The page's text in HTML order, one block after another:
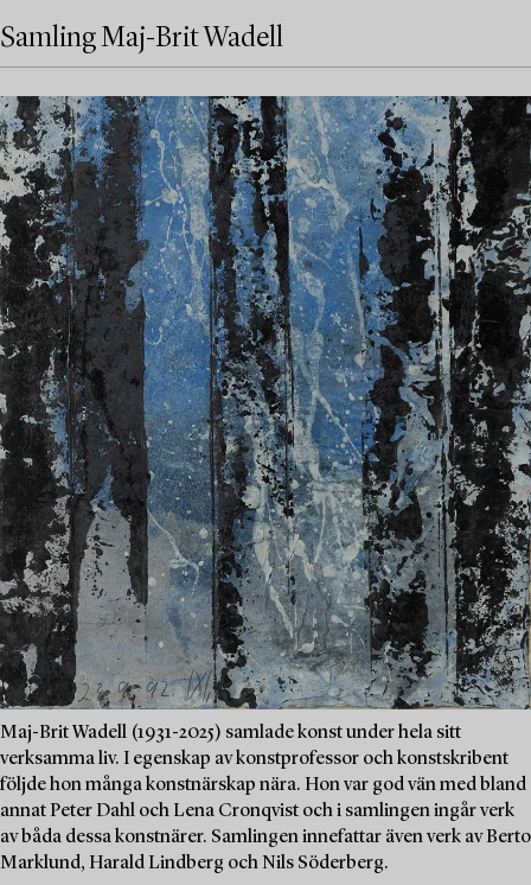
Samling Maj-Brit Wadell
Maj-Brit Wadell (1931-2025) samlade konst under hela sitt
verksamma liv. I egenskap av konstprofessor och konstskribent
följde hon många konstnärskap nära. Hon var god vän med bland
annat Peter Dahl och Lena Cronqvist och i samlingen ingår verk
av båda dessa konstnärer. Samlingen innefattar även verk av Berto
Marklund, Harald Lindberg och Nils Söderberg.